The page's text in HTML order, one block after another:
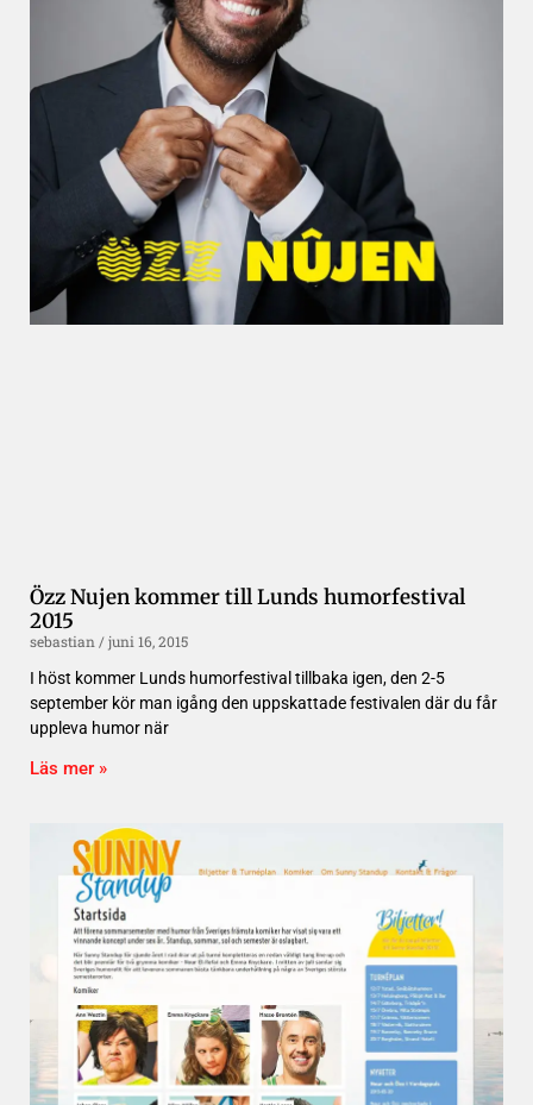
Özz Nujen kommer till Lunds humorfestival
2015
sebastian
juni 16, 2015
I höst kommer Lunds humorfestival tillbaka igen, den 2-5
september kör man igång den uppskattade festivalen där du får
uppleva humor när
Läs mer »